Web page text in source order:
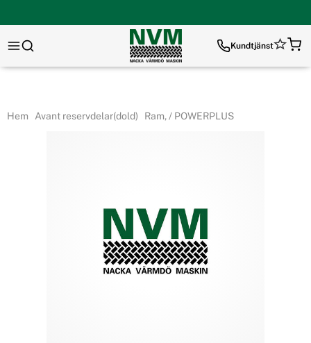
Kundtjänst
Hem Avant reservdelar(dold) Ram, / POWERPLUS